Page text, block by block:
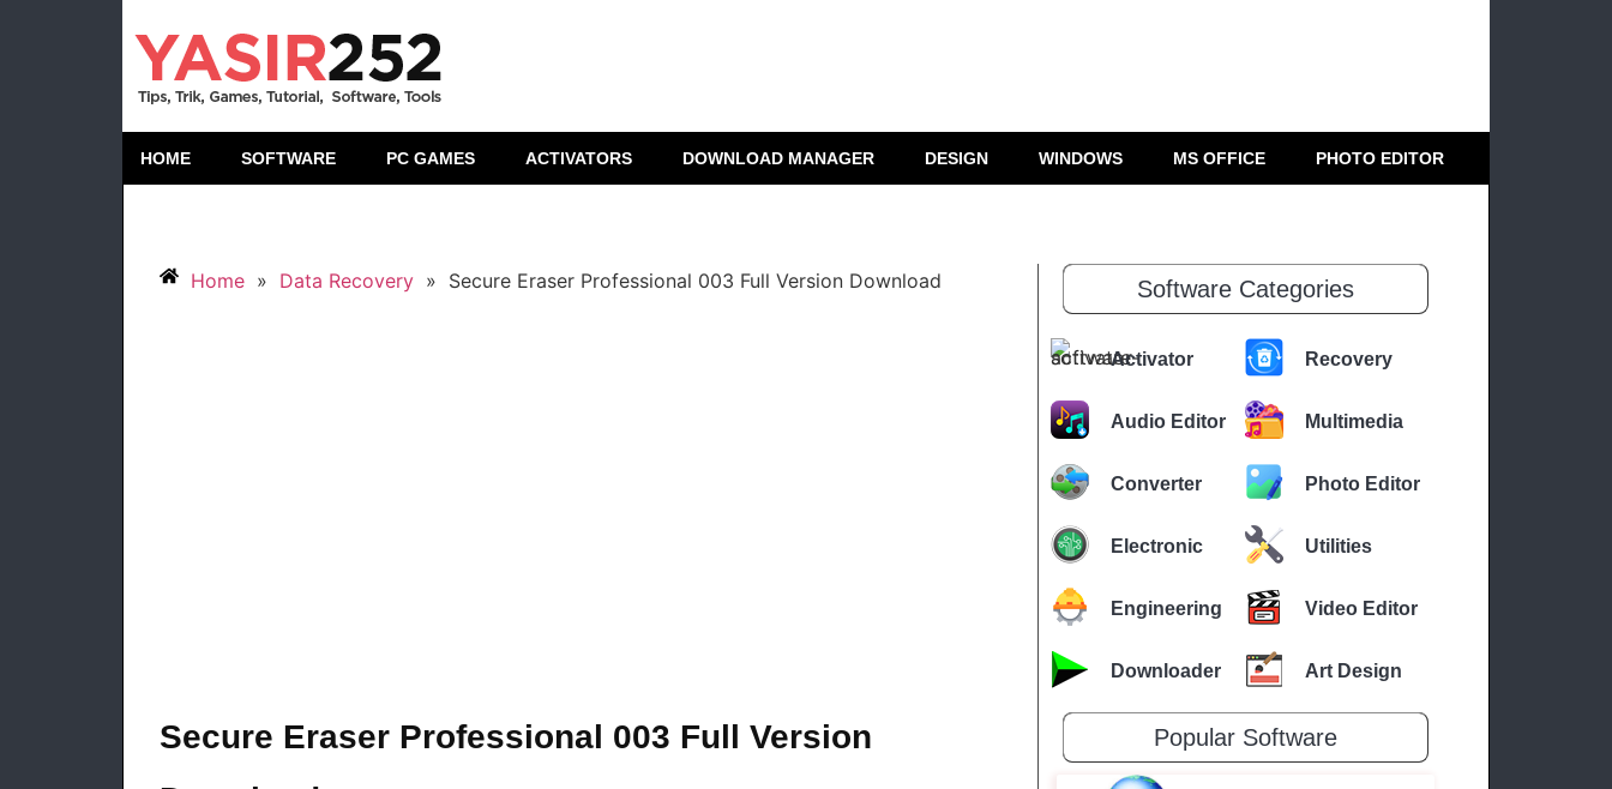
HOME SOFTWARE PC GAMES ACTIVATORS DOWNLOAD MANAGER DESIGN WINDOWS MS OFFICE PHOTO EDITOR
Home » Data Recovery » Secure Eraser Professional 003 Full Version Download
Secure Eraser Professional 003 Full Version
Software Categories
Activator Recovery
Audio Editor Multimedia
Converter Photo Editor
Electronic Utilities
Engineering Video Editor
Downloader Art Design
Popular Software